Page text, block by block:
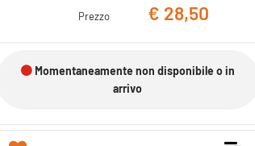
Prezzo € 28,50
Momentaneamente non disponibile o in
arrivo